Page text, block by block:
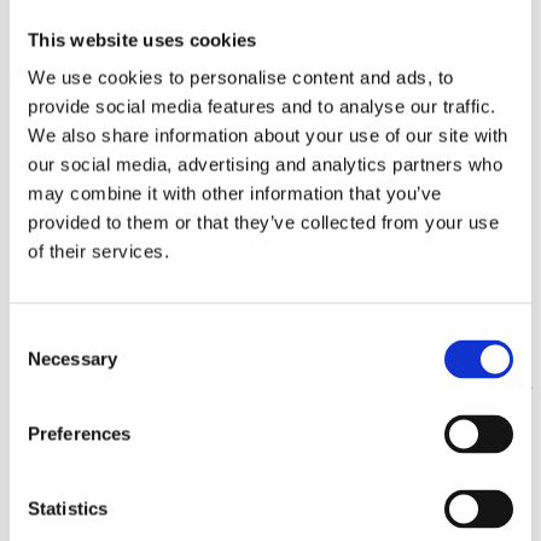
This website uses cookies
We use cookies to personalise content and ads, to
provide social media features and to analyse our traffic.
We also share information about your use of our site with
our social media, advertising and analytics partners who
may combine it with other information that you’ve
provided to them or that they’ve collected from your use
of their services.
Selection
Necessary
Preferences
Statistics
TIDLIGERE ELEV FORTÆLLER:
(Oversat til dansk):
Der er mange faciliteter på Pakuranga College, såsom Culture
Zealand rigere og lykkeligere.”
FAG